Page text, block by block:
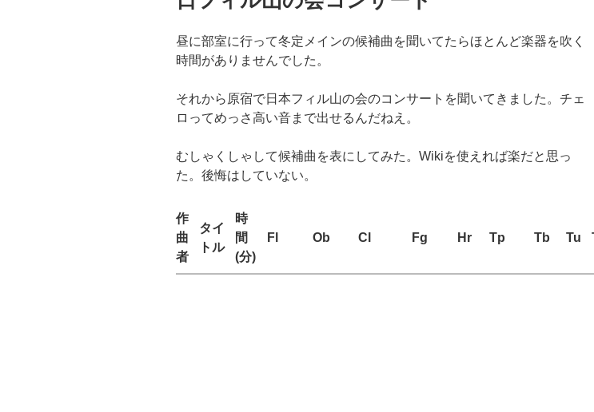
日:
昼に部室に行って冬定メインの候補曲を聞いてたらほとんど楽器を吹く
時間がありませんでした。
それから原宿で日本フィル山の会のコンサートを聞いてきました。チェ
ロってめっさ高い音まで出せるんだねえ。
むしゃくしゃして候補曲を表にしてみた。Wikiを使えれば楽だと思っ
た。後悔はしていない。
作
曲
者
タイ
トル
時
間
(分)
Fl Ob Cl Fg Hr Tp Tb Tu